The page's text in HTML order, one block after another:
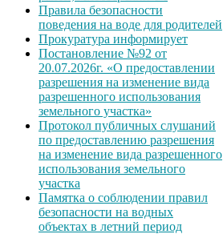
Правила безопасности
поведения на воде для родителей
Прокуратура информирует
Постановление №92 от
20.07.2026г. «О предоставлении
разрешения на изменение вида
разрешенного использования
земельного участка»
Протокол публичных слушаний
по предоставлению разрешения
на изменение вида разрешенного
использования земельного
участка
Памятка о соблюдении правил
безопасности на водных
объектах в летний период